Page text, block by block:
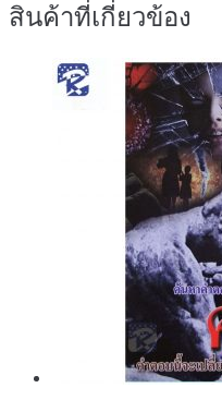
สินค้าที่เกี่ยวข้อง